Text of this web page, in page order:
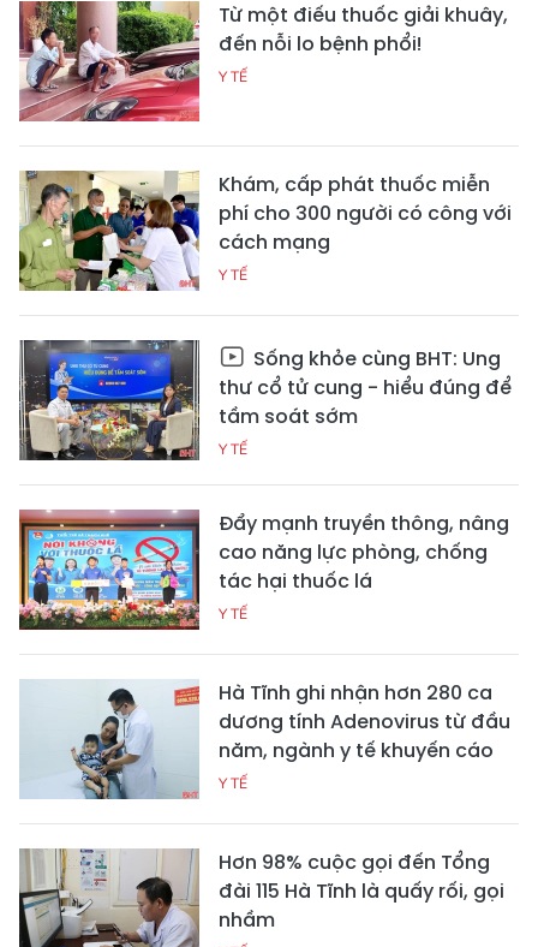
Từ một điếu thuốc giải khuây,
đến nỗi lo bệnh phổi!
Y TẾ
Khám, cấp phát thuốc miễn
phí cho 300 người có công với
cách mạng
Y TẾ
Sống khỏe cùng BHT: Ung
thư cổ tử cung - hiểu đúng để
tầm soát sớm
Y TẾ
Đẩy mạnh truyền thông, nâng
cao năng lực phòng, chống
tác hại thuốc lá
Y TẾ
Hà Tĩnh ghi nhận hơn 280 ca
dương tính Adenovirus từ đầu
năm, ngành y tế khuyến cáo
Y TẾ
Hơn 98% cuộc gọi đến Tổng
đài 115 Hà Tĩnh là quấy rối, gọi
nhầm